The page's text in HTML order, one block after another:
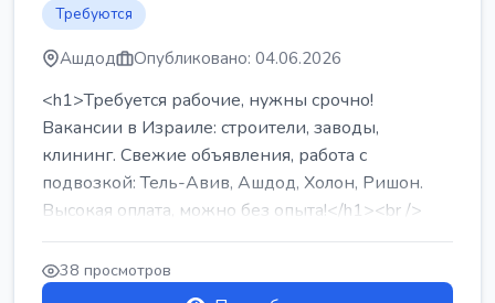
Требуются
Ашдод Опубликовано: 04.06.2026
<h1>Требуется рабочие, нужны срочно!
Вакансии в Израиле: строители, заводы,
клининг. Свежие объявления, работа с
подвозкой: Тель-Авив, Ашдод, Холон, Ришон.
Высокая оплата, можно без опыта!</h1><br />
...
38 просмотров